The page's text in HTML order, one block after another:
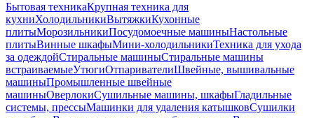
Бытовая техникаКрупная техника для
кухниХолодильникиВытяжкиКухонные
плитыМорозильникиПосудомоечные машиныНастольные
плитыВинные шкафыМини-холодильникиТехника для ухода
за одеждойСтиральные машиныСтиральные машины
встраиваемыеУтюгиОтпаривателиШвейные, вышивальные
машиныПромышленные швейные
машиныОверлокиСушильные машины, шкафыГладильные
системы, прессыМашинки для удаления катышковСушилки